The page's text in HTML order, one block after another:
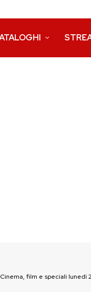
film e speciali lunedì